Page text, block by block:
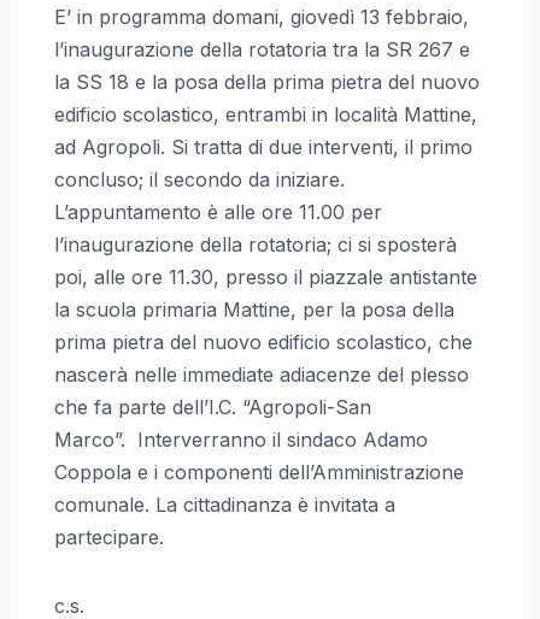
E’ in programma domani, giovedì 13 febbraio,
l’inaugurazione della rotatoria tra la SR 267 e
la SS 18 e la posa della prima pietra del nuovo
edificio scolastico, entrambi in località Mattine,
ad Agropoli. Si tratta di due interventi, il primo
concluso; il secondo da iniziare.
L’appuntamento è alle ore 11.00 per
l’inaugurazione della rotatoria; ci si sposterà
poi, alle ore 11.30, presso il piazzale antistante
la scuola primaria Mattine, per la posa della
prima pietra del nuovo edificio scolastico, che
nascerà nelle immediate adiacenze del plesso
che fa parte dell’I.C. “Agropoli-San
Marco”. Interverranno il sindaco Adamo
Coppola e i componenti dell’Amministrazione
comunale. La cittadinanza è invitata a
partecipare.
c.s.